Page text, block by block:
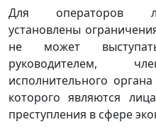
Для операторов
установлены
не может
руководителем,
исполнительного
которого являются
преступления в сфере